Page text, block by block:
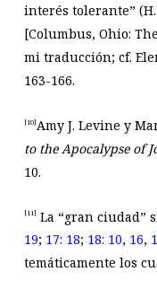
interés tolerante”
[Columbus, Ohio:
mi traducción; cf.
163-166.
[10] Amy J. Levine y
to the Apocalypse of
10.
[11] La “gran ciudad”
19; 17: 18; 18: 10, 16,
temáticamente los